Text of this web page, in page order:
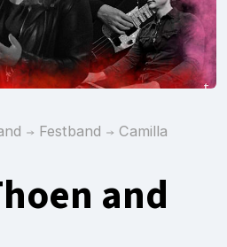
Festband
Camilla
and